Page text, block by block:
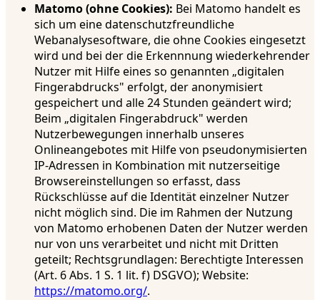
Matomo (ohne Cookies): Bei Matomo handelt es
sich um eine datenschutzfreundliche
Webanalysesoftware, die ohne Cookies eingesetzt
wird und bei der die Erkennnung wiederkehrender
Nutzer mit Hilfe eines so genannten „digitalen
Fingerabdrucks" erfolgt, der anonymisiert
gespeichert und alle 24 Stunden geändert wird;
Beim „digitalen Fingerabdruck" werden
Nutzerbewegungen innerhalb unseres
Onlineangebotes mit Hilfe von pseudonymisierten
IP-Adressen in Kombination mit nutzerseitige
Browsereinstellungen so erfasst, dass
Rückschlüsse auf die Identität einzelner Nutzer
nicht möglich sind. Die im Rahmen der Nutzung
von Matomo erhobenen Daten der Nutzer werden
nur von uns verarbeitet und nicht mit Dritten
geteilt; Rechtsgrundlagen: Berechtigte Interessen
(Art. 6 Abs. 1 S. 1 lit. f) DSGVO); Website:
https://matomo.org/.